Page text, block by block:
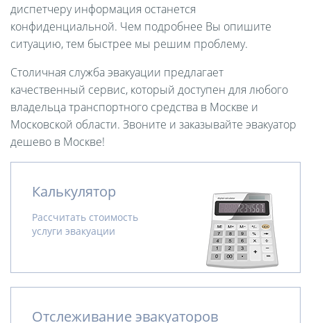
диспетчеру информация останется
конфиденциальной. Чем подробнее Вы опишите
ситуацию, тем быстрее мы решим проблему.
Столичная служба эвакуации предлагает
качественный сервис, который доступен для любого
владельца транспортного средства в Москве и
Московской области. Звоните и заказывайте эвакуатор
дешево в Москве!
Калькулятор
Рассчитать стоимость
услуги эвакуации
Отслеживание эвакуаторов